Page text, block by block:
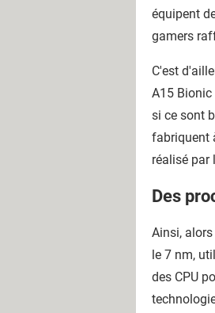
équipent
gamers
C'est
A15 Bionic
si ce sont
fabriquent
réalisé par
Des
Ainsi,
le 7 nm,
des CPU